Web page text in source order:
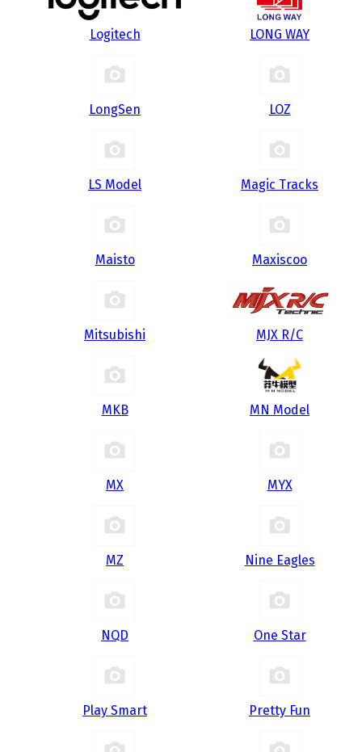
Logitech LONG WAY
LongSen LOZ
LS Model Magic Tracks
Maisto Maxiscoo
Mitsubishi MJX R/C
MKB MN Model
MX MYX
MZ Nine Eagles
NQD One Star
Play Smart Pretty Fun